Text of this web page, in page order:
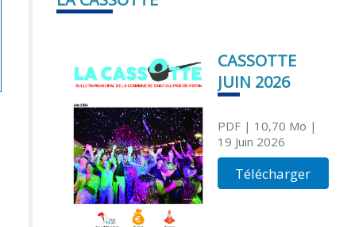
CASSOTTE
JUIN 2026
PDF| 10,70 Mo |
19 Juin 2026
Télécharger